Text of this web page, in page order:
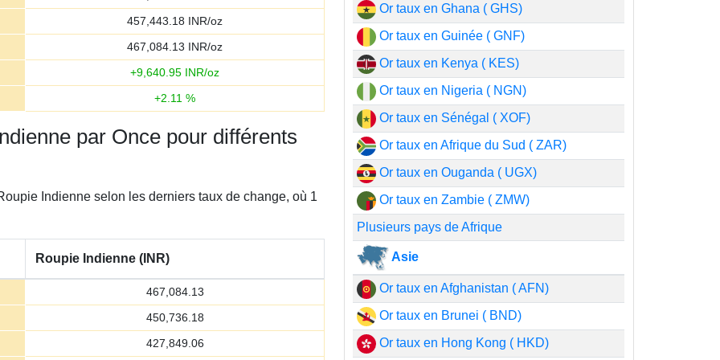
457,443.18 INR/oz
467,084.13 INR/oz
+9,640.95 INR/oz
+2.11 %
par Once pour différents
Indienne selon les derniers taux de change, où 1
Roupie Indienne (INR)
467,084.13
450,736.18
427,849.06
Or taux en Ghana ( GHS)
Or taux en Guinée ( GNF)
Or taux en Kenya ( KES)
Or taux en Nigeria ( NGN)
Or taux en Sénégal ( XOF)
Or taux en Afrique du Sud ( ZAR)
Or taux en Ouganda ( UGX)
Or taux en Zambie ( ZMW)
Plusieurs pays de Afrique
Asie
Or taux en Afghanistan ( AFN)
Or taux en Brunei ( BND)
Or taux en Hong Kong ( HKD)